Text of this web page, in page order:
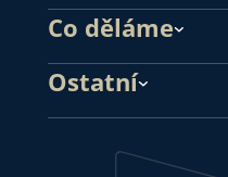
Co děláme
Ostatní